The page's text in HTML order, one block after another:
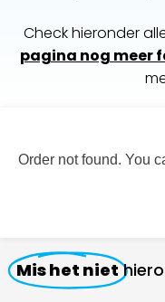
Check hieronder
pagina nog meer
Order not found. You
Mis het niet